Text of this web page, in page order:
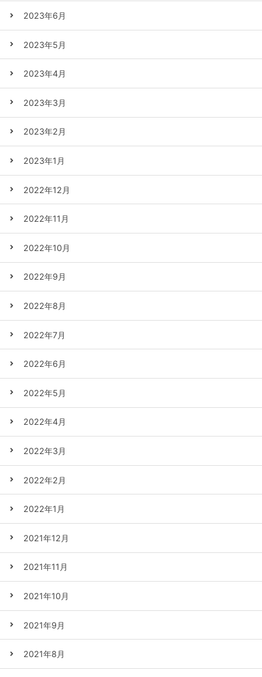
2023年6月
2023年5月
2023年4月
2023年3月
2023年2月
2023年1月
2022年12月
2022年11月
2022年10月
2022年9月
2022年8月
2022年7月
2022年6月
2022年5月
2022年4月
2022年3月
2022年2月
2022年1月
2021年12月
2021年11月
2021年10月
2021年9月
2021年8月